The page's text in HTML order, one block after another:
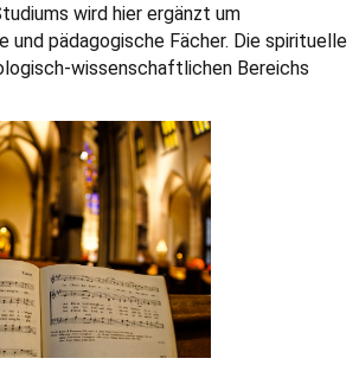
wird hier ergänzt um
und pädagogische Fächer. Die spirituelle
wissenschaftlichen Bereichs